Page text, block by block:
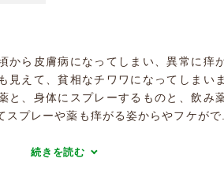
から皮膚病になってしまい、異常に痒
見えて、貧相なチワワになってしまい
と、身体にスプレーするものと、飲み
プレーや薬も痒がる姿からやフケがで
続きを読む